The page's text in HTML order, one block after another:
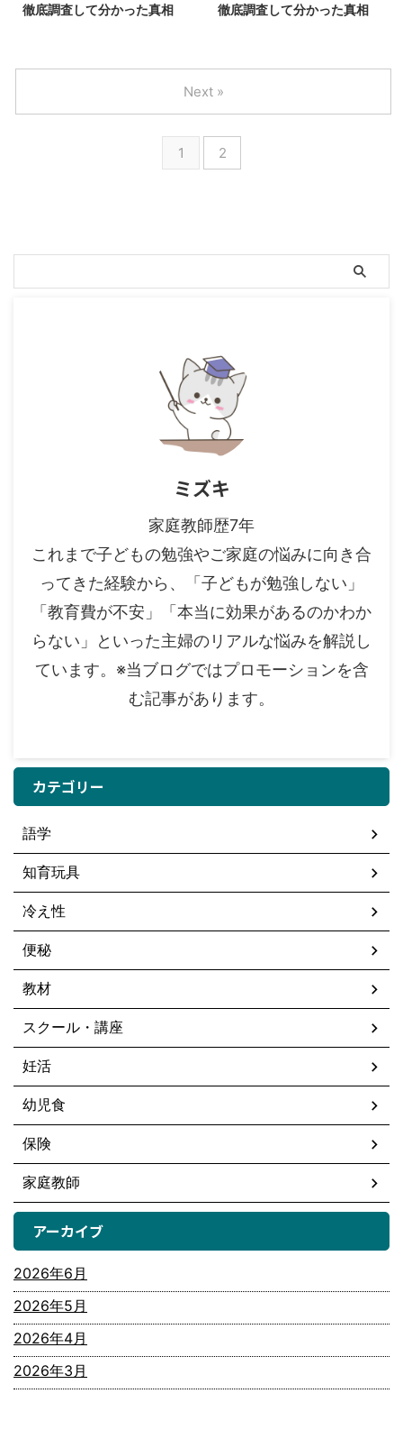
徹底調査して分かった真相
徹底調査して分かった真相
1 2
Next »
ミズキ
家庭教師歴7年
これまで子どもの勉強やご家庭の悩みに向き合
ってきた経験から、「子どもが勉強しない」
「教育費が不安」「本当に効果があるのかわか
らない」といった主婦のリアルな悩みを解説し
ています。※当ブログではプロモーションを含
む記事があります。
カテゴリー
語学
知育玩具
冷え性
便秘
教材
スクール・講座
妊活
幼児食
保険
家庭教師
アーカイブ
2026年6月
2026年5月
2026年4月
2026年3月